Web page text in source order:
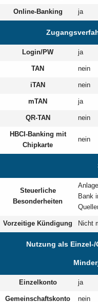
Online-Banking ja
Login/PW ja
TAN nein
iTAN nein
mTAN ja
QR-TAN nein
HBCI-Banking mit
Chipkarte
nein
Steuerliche
Besonderheiten
Bank
Vorzeitige Kündigung Nicht
Nutzung als
Einzelkonto ja
Gemeinschaftskonto nein